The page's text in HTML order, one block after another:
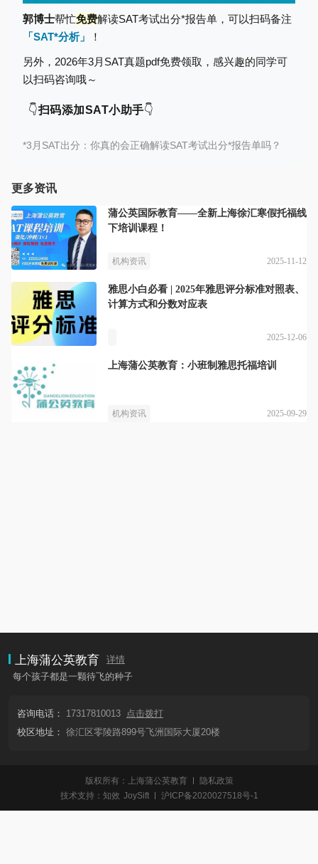
郭博士帮忙免费解读SAT考试出分*报告单，可以扫码备注
「SAT*分析」
！
另外，2026年3月SAT真题pdf免费领取 ，感兴趣的同学可
以扫码咨询哦～
👇扫码添加SAT小助手👇
*3月SAT出分：你真的会正确解读SAT考试出分*报告单吗？
更多资讯
蒲公英国际教育——全新上海徐汇寒假托福线
下培训课程！
机构资讯 2025-11-12
雅思小白必看 | 2025年雅思评分标准对照表、
计算方式和分数对应表
2025-12-06
上海蒲公英教育：小班制雅思托福培训
机构资讯 2025-09-29
上海蒲公英教育
详情
每个孩子都是一颗待飞的种子
咨询电话： 17317810013 点击拨打
校区地址： 徐汇区零陵路899号飞洲国际大厦20楼
版权所有：上海蒲公英教育
隐私政策
技术支持： 知效 JoySift 沪ICP备2020027518号-1